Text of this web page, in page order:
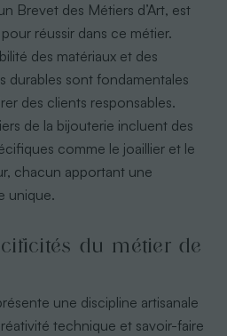
Brevet des Métiers d’Art, est
réussir dans ce métier.
des matériaux et des
durables sont fondamentales
des clients responsables.
de la bijouterie incluent des
comme le joaillier et le
chacun apportant une
unique.
du métier de
une discipline artisanale
technique et savoir-faire